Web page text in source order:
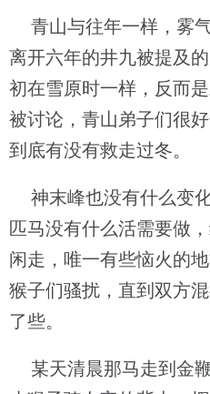
青山与往年一样，雾
离开六年的井九被提及
初在雪原时一样，反而
被讨论，青山弟子们很
到底有没有救走过冬。
神末峰也没有什么变
匹马没有什么活需要做
闲走，唯一有些恼火的
猴子们骚扰，直到双方
了些。
某天清晨那马走到金